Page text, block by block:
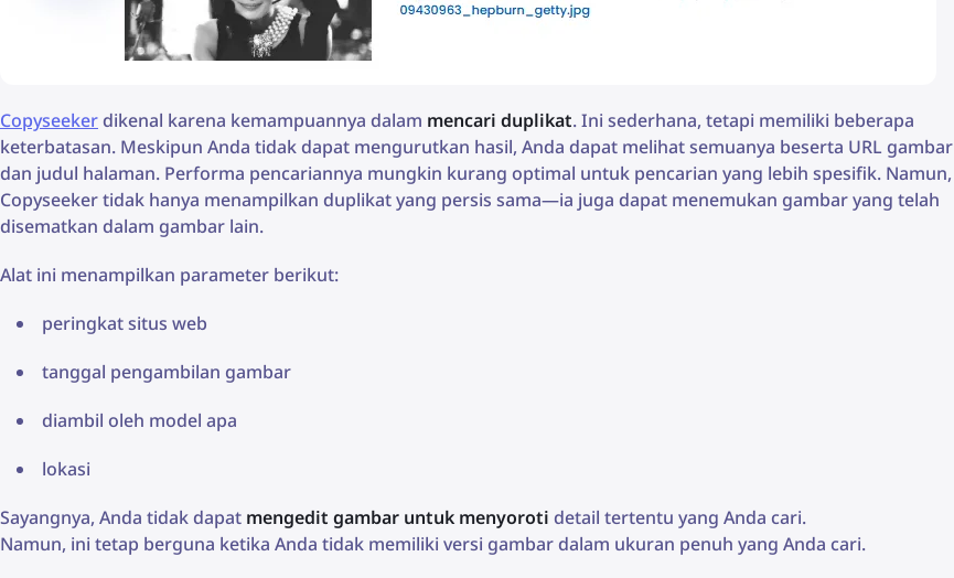
Copyseekerdikenal karena kemampuannya dalam mencari duplikat. Ini sederhana, tetapi memiliki beberapa
keterbatasan. Meskipun Anda tidak dapat mengurutkan hasil, Anda dapat melihat semuanya beserta URL gambar
dan judul halaman. Performa pencariannya mungkin kurang optimal untuk pencarian yang lebih spesifik. Namun,
Copyseeker tidak hanya menampilkan duplikat yang persis sama—ia juga dapat menemukan gambar yang telah
disematkan dalam gambar lain.
Alat ini menampilkan parameter berikut:
peringkat situs web
tanggal pengambilan gambar
diambil oleh model apa
lokasi
Sayangnya, Anda tidak dapat mengedit gambar untuk menyoroti detail tertentu yang Anda cari.
Namun, ini tetap berguna ketika Anda tidak memiliki versi gambar dalam ukuran penuh yang Anda cari.